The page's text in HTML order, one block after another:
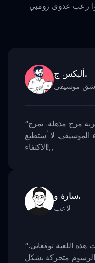
رعب عدوى زومبي
أليكس ج.
موسيقى
“مزج مذهلة، تمزج
الموسيقى. لا أستطيع
الاكتفاء!,,
سارة و.
لاعب
“اللعبة توقعاتي.
متحركة بشكل